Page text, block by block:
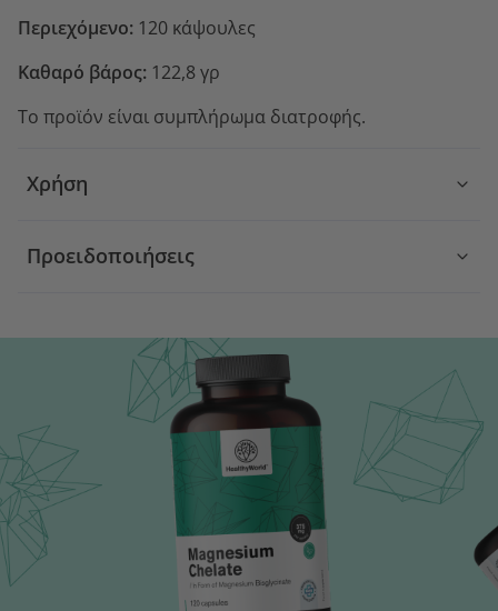
Περιεχόμενο: 120 κάψουλες
Καθαρό βάρος: 122,8 γρ
Το προϊόν είναι συμπλήρωμα διατροφής.
Χρήση
Προειδοποιήσεις